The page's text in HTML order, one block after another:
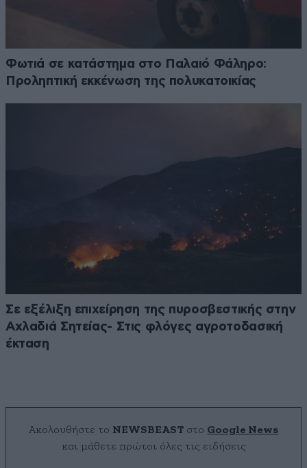
Φωτιά σε κατάστημα στο Παλαιό Φάληρο:
Προληπτική εκκένωση της πολυκατοικίας
Σε εξέλιξη επιχείρηση της πυροσβεστικής στην
Αχλαδιά Σητείας- Στις φλόγες αγροτοδασική
έκταση
Ακολουθήστε το NEWSBEAST στο Google News
και μάθετε πρώτοι όλες τις ειδήσεις